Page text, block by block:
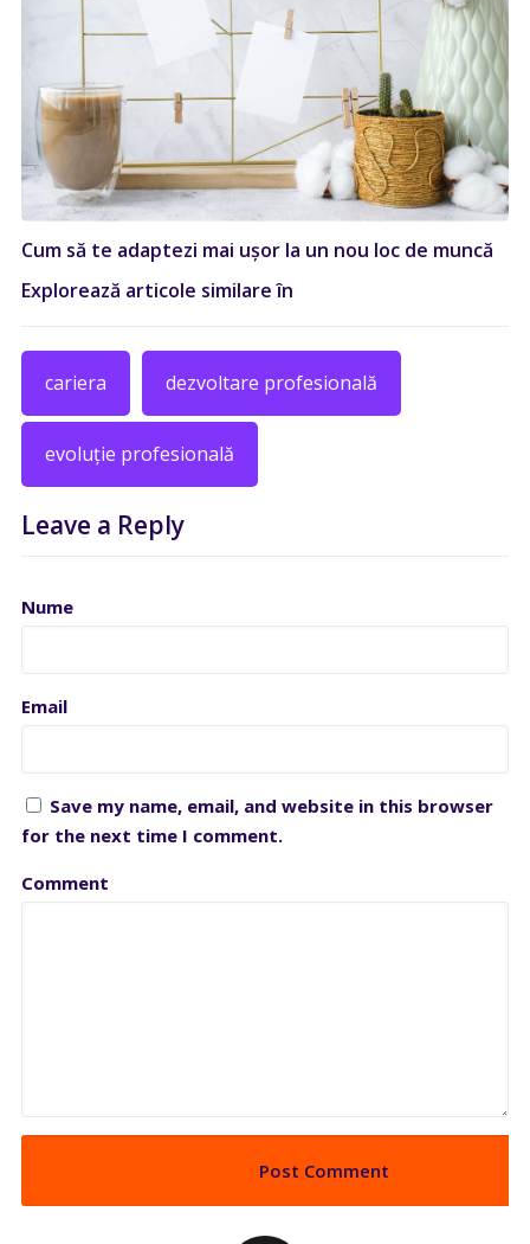
Cum să te adaptezi mai ușor la un nou loc de muncă
Explorează articole similare în
cariera dezvoltare profesională
evoluție profesională
Leave a Reply
Nume
Email
Save my name, email, and website in this browser
for the next time I comment.
Comment